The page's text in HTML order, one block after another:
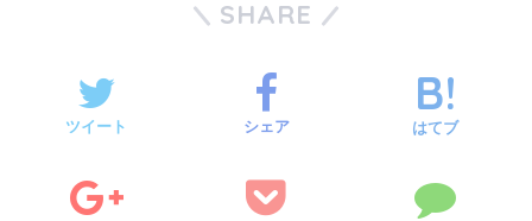
SHARE
ツイート シェア はてブ